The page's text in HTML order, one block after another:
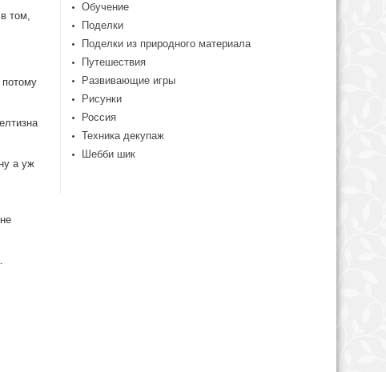
том,
а уж
Обучение
Поделки
Поделки из природного материала
Путешествия
Развивающие игры
Рисунки
Россия
Техника декупаж
Шебби шик